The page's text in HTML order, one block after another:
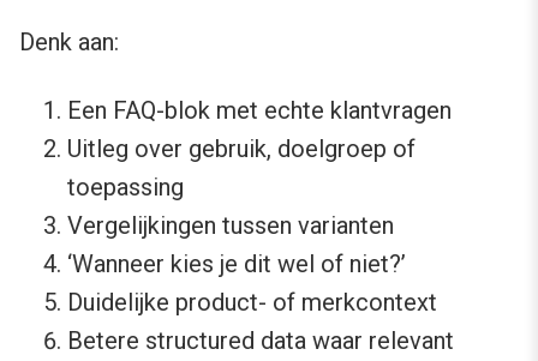
Denk aan:
Een FAQ-blok met echte klantvragen
Uitleg over gebruik, doelgroep of
toepassing
Vergelijkingen tussen varianten
‘Wanneer kies je dit wel of niet?’
Duidelijke product- of merkcontext
Betere structured data waar relevant